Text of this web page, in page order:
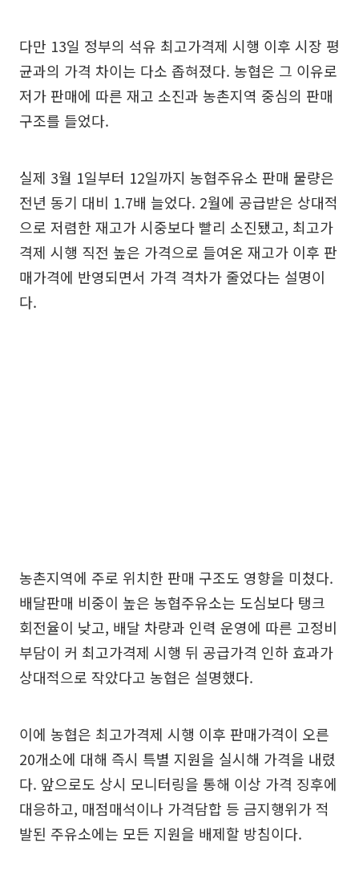
다만 13일 정부의 석유 최고가격제 시행 이후 시장 평
균과의 가격 차이는 다소 좁혀졌다. 농협은 그 이유로
저가 판매에 따른 재고 소진과 농촌지역 중심의 판매
구조를 들었다.
실제 3월 1일부터 12일까지 농협주유소 판매 물량은
전년 동기 대비 1.7배 늘었다. 2월에 공급받은 상대적
으로 저렴한 재고가 시중보다 빨리 소진됐고, 최고가
격제 시행 직전 높은 가격으로 들여온 재고가 이후 판
매가격에 반영되면서 가격 격차가 줄었다는 설명이
다.
농촌지역에 주로 위치한 판매 구조도 영향을 미쳤다.
배달판매 비중이 높은 농협주유소는 도심보다 탱크
회전율이 낮고, 배달 차량과 인력 운영에 따른 고정비
부담이 커 최고가격제 시행 뒤 공급가격 인하 효과가
상대적으로 작았다고 농협은 설명했다.
이에 농협은 최고가격제 시행 이후 판매가격이 오른
20개소에 대해 즉시 특별 지원을 실시해 가격을 내렸
다. 앞으로도 상시 모니터링을 통해 이상 가격 징후에
대응하고, 매점매석이나 가격담합 등 금지행위가 적
발된 주유소에는 모든 지원을 배제할 방침이다.